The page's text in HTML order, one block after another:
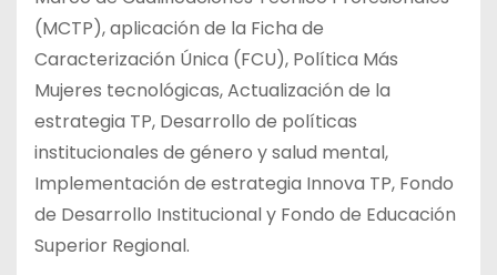
(MCTP), aplicación de la Ficha de
Caracterización Única (FCU), Política Más
Mujeres tecnológicas, Actualización de la
estrategia TP, Desarrollo de políticas
institucionales de género y salud mental,
Implementación de estrategia Innova TP, Fondo
de Desarrollo Institucional y Fondo de Educación
Superior Regional.